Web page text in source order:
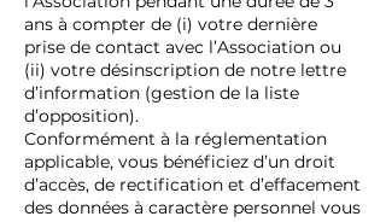
ans à compter de (i) votre dernière
prise de contact avec l’Association ou
(ii) votre désinscription de notre lettre
d’information (gestion de la liste
d’opposition).
Conformément à la réglementation
applicable, vous bénéficiez d’un droit
d’accès, de rectification et d’effacement
des données à caractère personnel vous